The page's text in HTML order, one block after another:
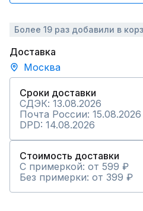
Более 19 раз добавили в
Доставка
Москва
Сроки доставки
СДЭК: 13.08.2026
Почта России: 15.08.2026
DPD: 14.08.2026
Стоимость доставки
С примеркой: от 599 ₽
Без примерки: от 399 ₽